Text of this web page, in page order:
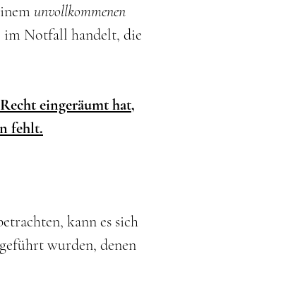
unvollkommenen
im Notfall handelt, die
eingeräumt hat,
fehlt.
kann es sich
wurden, denen